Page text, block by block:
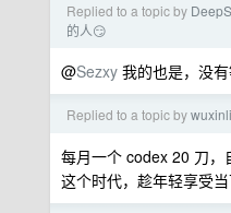
Replied to a topic by
的人😏
@Sezxy 我的也是，没
Replied to a topic by
每月一个 codex 20 刀，
这个时代，趁年轻享受